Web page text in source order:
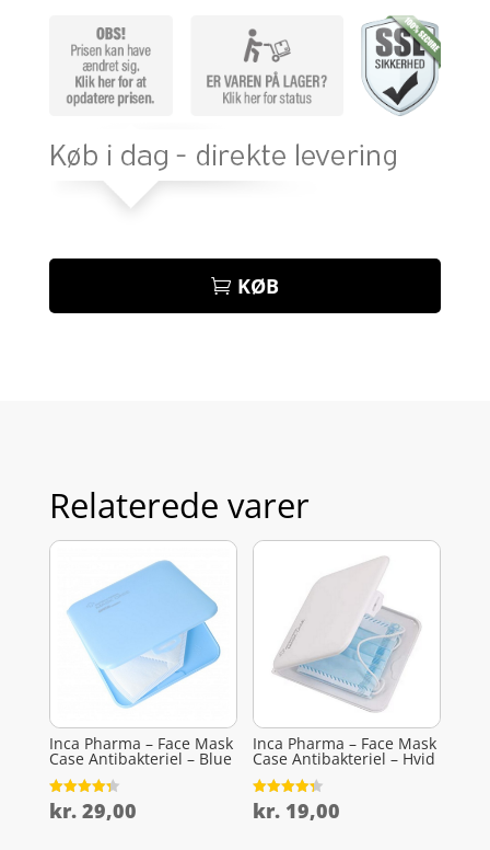
mmelser
KØB
Relaterede varer
Inca Pharma – Face Mask
Case Antibakteriel – Blue
Vurderet
4.3
kr.29,00
Inca Pharma – Face Mask
Case Antibakteriel – Hvid
Vurderet
4.3
kr. 19,00